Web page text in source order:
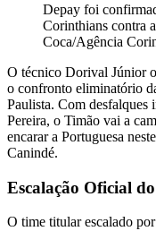
Depay foi
Corinthians contra
Coca/Agência
O técnico Dorival Júnior
o confronto eliminatório
Paulista. Com desfalques
Pereira, o Timão vai a
encarar a Portuguesa
Canindé.
Escalação Oficial
O time titular escalado